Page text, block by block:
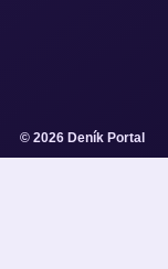
© 2026 Deník Portal